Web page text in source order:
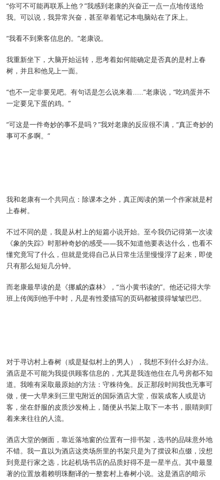
“你可不可能再联系上他？”我感到老康的兴奋正一点一点地传送给
我。可以说，我异常兴奋，甚至举着笔记本电脑站在了床上。
“我看不到乘客信息的。”老康说。
我重新坐下，大脑开始运转，思考着如何能确定是否真的是村上春
树，并且和他见上一面。
“也不一定非要见吧。有句话是怎么说来着……”老康说，“吃鸡蛋并不
一定要见下蛋的鸡。”
“可这是一件奇妙的事不是吗？”我对老康的反应很不满，“真正奇妙的
事可不多啊。”
我和老康有一个共同点：除课本之外，真正阅读的第一个作家就是村
上春树。
不过不同的是，我是从村上的短篇小说开始。至今我仍记得第一次读
《象的失踪》时那种奇妙的感受——我不知道他要表达什么，也看不
懂究竟写了什么，但就是觉得自己从日常生活里慢慢浮了起来，即使
只有那么短短几分钟。
而老康最早读的是《挪威的森林》，“当小黄书读的”。他还记得大学
班上传阅到他手中时，凡是有性爱描写的页码都被摸得皱皱巴巴。
对于寻访村上春树（或是疑似村上的男人），我想不到什么好办法。
酒店是不可能为我提供顾客信息的，尤其是我连他住在几号房都不知
道。我唯有采取最原始的方法：守株待兔。反正那段时间我也无事可
做，便一大早来到三里屯附近的国际酒店大堂，假装成客人或是访
客，坐在舒服的皮质沙发椅上，随便从书架上取下一本书，眼睛则盯
着来来往往的人流。
酒店大堂的侧面，靠近落地窗的位置有一排书架，选书的品味意外地
不错。我一直以为酒店这类场所里的书架只是为了摆设和点缀，没想
到竟是行家之选，比起机场书店的品质好得不是一星半点。其中最显
著的位置放着赖明珠翻译的一整套村上春树小说。这是酒店的暗示